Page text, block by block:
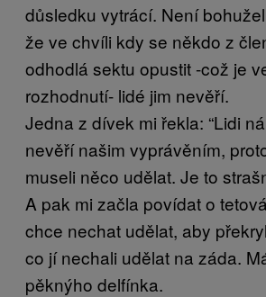
důsledku vytrácí. Není
že ve chvíli kdy se někdo z
odhodlá sektu opustit -což je
rozhodnutí- lidé jim nevěří.
Jedna z dívek mi řekla: “Lidi
nevěří našim vyprávěním,
museli něco udělat. Je to
A pak mi začla povídat o
chce nechat udělat, aby
co jí nechali udělat na záda.
pěknýho delfínka.